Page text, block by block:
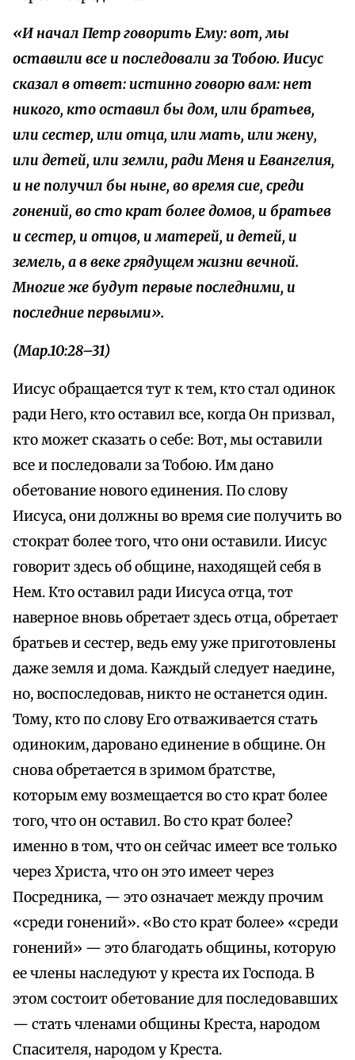
«И начал Петр говорить Ему: вот, мы
оставили все и последовали за Тобою. Иисус
сказал в ответ: истинно говорю вам: нет
никого, кто оставил бы дом, или братьев,
или сестер, или отца, или мать, или жену,
или детей, или земли, ради Меня и Евангелия,
и не получил бы ныне, во время сие, среди
гонений, во сто крат более домов, и братьев
и сестер, и отцов, и матерей, и детей, и
земель, а в веке грядущем жизни вечной.
Многие же будут первые последними, и
последние первыми».
(Мар.10:28–31)
Иисус обращается тут к тем, кто стал одинок
ради Него, кто оставил все, когда Он призвал,
кто может сказать о себе: Вот, мы оставили
все и последовали за Тобою. Им дано
обетование нового единения. По слову
Иисуса, они должны во время сие получить во
стократ более того, что они оставили. Иисус
говорит здесь об общине, находящей себя в
Нем. Кто оставил ради Иисуса отца, тот
наверное вновь обретает здесь отца, обретает
братьев и сестер, ведь ему уже приготовлены
даже земля и дома. Каждый следует наедине,
но, воспоследовав, никто не останется один.
Тому, кто по слову Его отваживается стать
одиноким, даровано единение в общине. Он
снова обретается в зримом братстве,
которым ему возмещается во сто крат более
того, что он оставил. Во сто крат более?
именно в том, что он сейчас имеет все только
через Христа, что он это имеет через
Посредника, — это означает между прочим
«среди гонений». «Во сто крат более» «среди
гонений» — это благодать общины, которую
ее члены наследуют у креста их Господа. В
этом состоит обетование для последовавших
— стать членами общины Креста, народом
Спасителя, народом у Креста.